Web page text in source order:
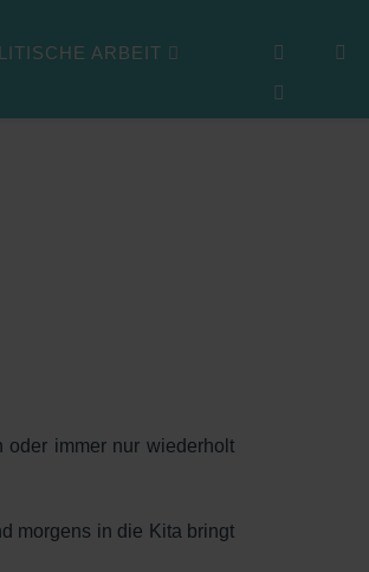
ARBEIT
oder immer nur wiederholt
morgens in die Kita bringt